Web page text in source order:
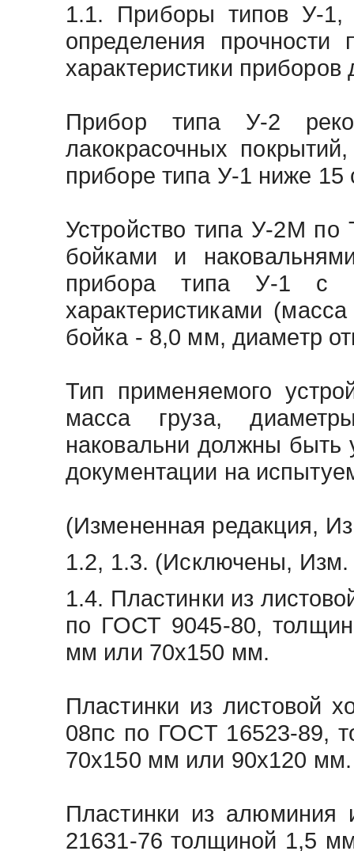
1.1. Приборы типов У-
определения прочности
характеристики
Прибор типа У-2
лакокрасочных
приборе типа У-1 ниже 15
Устройство типа У-2М
бойками и
прибора типа У-1 с
характеристиками
бойка - 8,0 мм, диаметр
Тип применяемого
масса груза,
наковальни должны быть
документации на
(Измененная редакция,
1.2, 1.3. (Исключены, Изм.
1.4. Пластинки из
по ГОСТ 9045-80,
мм или 70х150 мм.
Пластинки из листовой
08пс по ГОСТ 16523-89,
70х150 мм или 90х120 мм.
Пластинки из
21631-76 толщиной 1,5